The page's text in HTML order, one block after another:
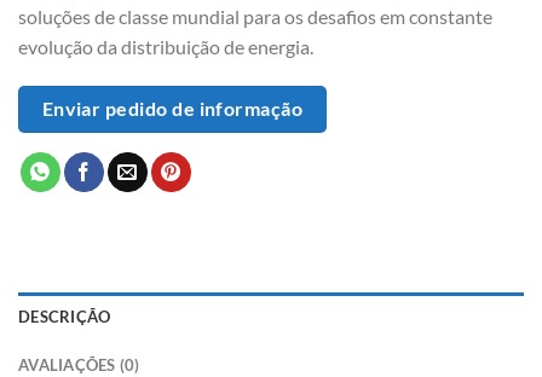
soluções de classe mundial para os desafios em constante
evolução da distribuição de energia.
Enviar pedido de informação
DESCRIÇÃO
AVALIAÇÕES (0)